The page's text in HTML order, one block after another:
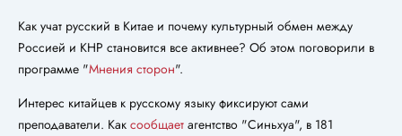
Как учат русский в Китае и почему культурный обмен между
Россией и КНР становится все активнее? Об этом поговорили в
программе "Мнения сторон".
Интерес китайцев к русскому языку фиксируют сами
преподаватели. Как сообщает агентство "Синьхуа", в 181